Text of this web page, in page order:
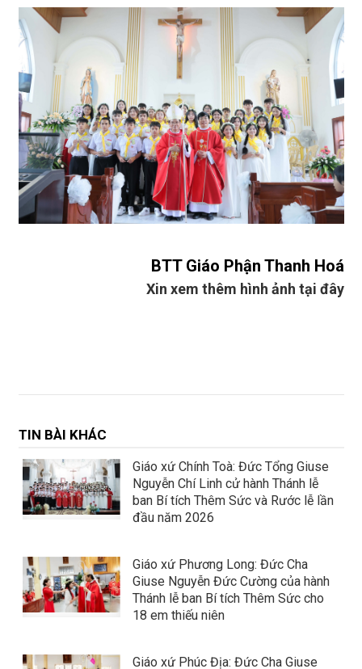
BTT Giáo Phận Thanh Hoá
Xin xem thêm hình ảnh tại đây
TIN BÀI KHÁC
Giáo xứ Chính Toà: Đức Tổng Giuse
Nguyễn Chí Linh cử hành Thánh lễ
ban Bí tích Thêm Sức và Rước lễ lần
đầu năm 2026
Giáo xứ Phương Long: Đức Cha
Giuse Nguyễn Đức Cường của hành
Thánh lễ ban Bí tích Thêm Sức cho
18 em thiếu niên
Giáo xứ Phúc Địa: Đức Cha Giuse